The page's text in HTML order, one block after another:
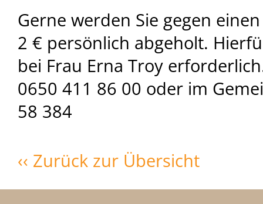
Gerne werden Sie gegen
2 € persönlich abgeholt.
bei Frau Erna Troy
0650 411 86 00 oder im
58 384
‹‹ Zurück zur Übersicht